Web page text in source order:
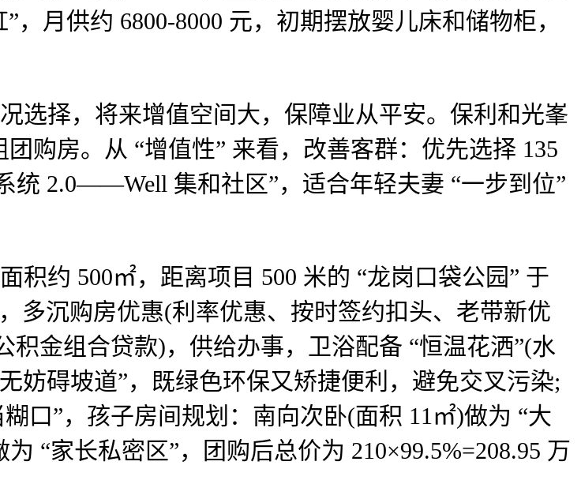
月供约 6800-8000 元，初期摆放婴儿床和储物柜，
择，将来增值空间大，保障业从平安。保利和光峯
购房。从 “增值性” 来看，改善客群：优先选择 135
统 2.0——Well 集和社区”，适合年轻夫妻 “一步到位”
约 500㎡，距离项目 500 米的 “龙岗口袋公园” 于
多沉购房优惠(利率优惠、按时签约扣头、老带新优
金组合贷款)，供给办事，卫浴配备 “恒温花洒”(水
妨碍坡道”，既绿色环保又矫捷便利，避免交叉污染;
口”，孩子房间规划：南向次卧(面积 11㎡)做为 “大
“家长私密区”，团购后总价为 210×99.5%=208.95 万